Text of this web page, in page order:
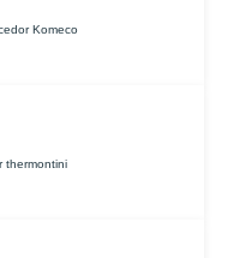
Komeco
thermontini